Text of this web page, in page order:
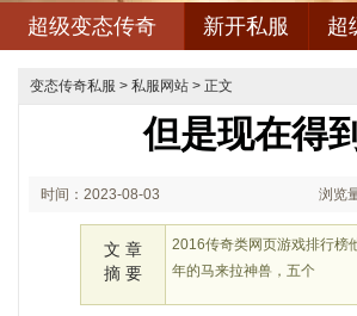
超级变态传奇 新开私服 超
变态传奇私服 > 私服网站 > 正文
但是现在得
时间：2023-08-03 浏览
文 章
摘 要
2016传奇类网页游戏排行
年的马来拉神兽，五个